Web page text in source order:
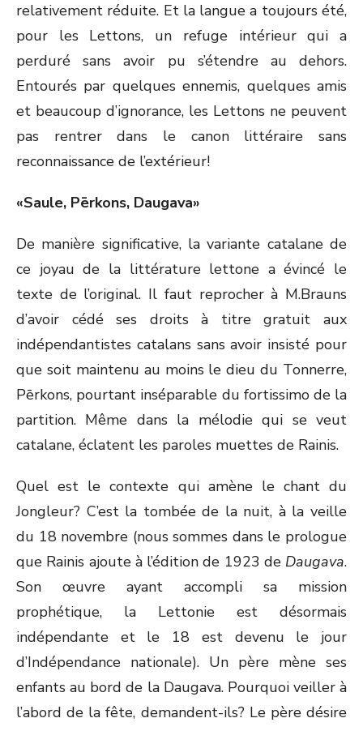
relativement réduite. Et la langue a toujours été,
pour les Lettons, un refuge intérieur qui a
perduré sans avoir pu s’étendre au dehors.
Entourés par quelques ennemis, quelques amis
et beaucoup d’ignorance, les Lettons ne peuvent
pas rentrer dans le canon littéraire sans
reconnaissance de l’extérieur!
«Saule, Pērkons, Daugava»
De manière significative, la variante catalane de
ce joyau de la littérature lettone a évincé le
texte de l’original. Il faut reprocher à M.Brauns
d’avoir cédé ses droits à titre gratuit aux
indépendantistes catalans sans avoir insisté pour
que soit maintenu au moins le dieu du Tonnerre,
Pērkons, pourtant inséparable du fortissimo de la
partition. Même dans la mélodie qui se veut
catalane, éclatent les paroles muettes de Rainis.
Quel est le contexte qui amène le chant du
Jongleur? C’est la tombée de la nuit, à la veille
du 18 novembre (nous sommes dans le prologue
que Rainis ajoute à l’édition de 1923 de Daugava.
Son œuvre ayant accompli sa mission
prophétique, la Lettonie est désormais
indépendante et le 18 est devenu le jour
d’Indépendance nationale). Un père mène ses
enfants au bord de la Daugava. Pourquoi veiller à
l’abord de la fête, demandent-ils? Le père désire